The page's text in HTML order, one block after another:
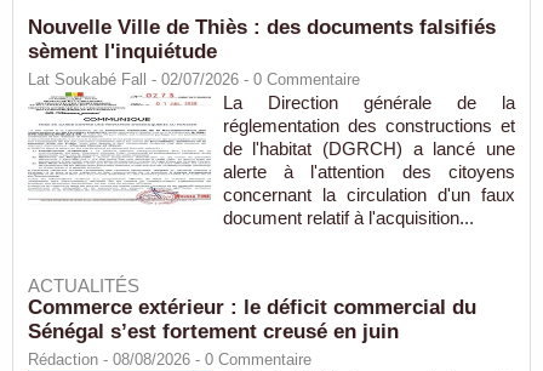
Nouvelle Ville de Thiès : des documents falsifiés
sèment l'inquiétude
Lat Soukabé Fall - 02/07/2026 - 0 Commentaire
La Direction générale de la
réglementation des constructions et
de l'habitat (DGRCH) a lancé une
alerte à l'attention des citoyens
concernant la circulation d'un faux
document relatif à l'acquisition...
ACTUALITÉS
Commerce extérieur : le déficit commercial du
Sénégal s’est fortement creusé en juin
Rédaction - 08/08/2026 - 0 Commentaire